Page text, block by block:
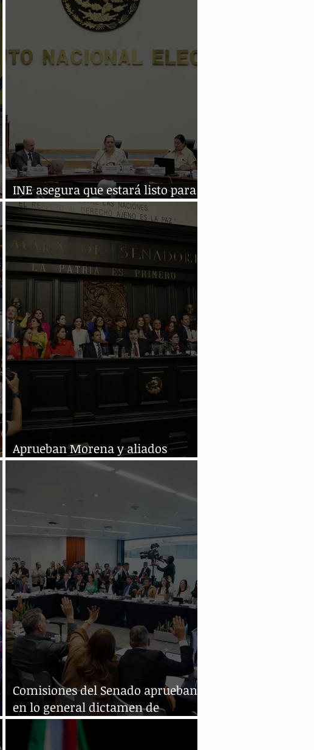
INE asegura que estará listo para
elección de jueces en 2025
Aprueban Morena y aliados
reforma judicial en Senado
Comisiones del Senado aprueban
en lo general dictamen de
reforma judicial